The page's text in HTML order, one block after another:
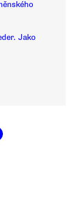
Jako